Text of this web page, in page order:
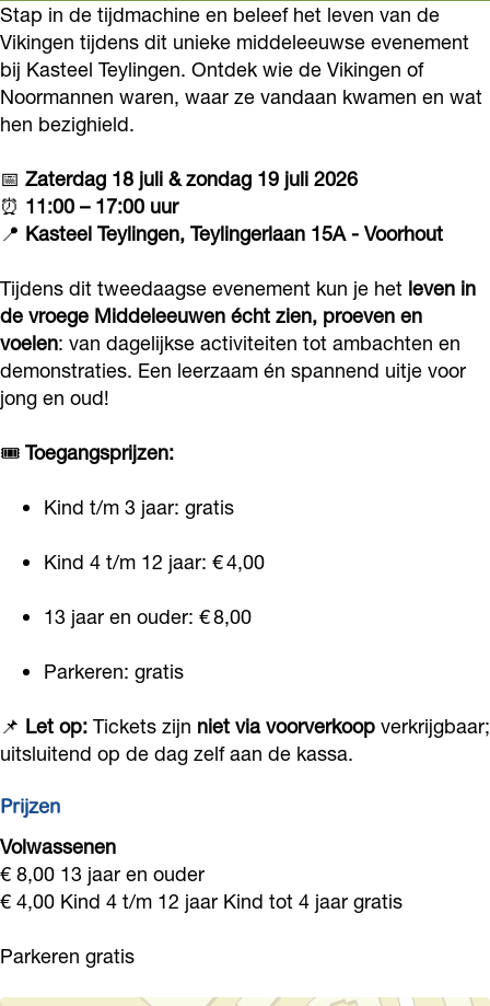
V
i
k
i
g
e
n
k
o
m
e
!
D
e
V
i
i
n
g
e
n
k
o
m
!
D
e
V
i
i
n
g
n
k
o
!
Stap in de tijdmachine en beleef het leven van de
Vikingen tijdens dit unieke middeleeuwse evenement
bij Kasteel Teylingen. Ontdek wie de Vikingen of
Noormannen waren, waar ze vandaan kwamen en wat
hen bezighield.
📅 Zaterdag 18 juli & zondag 19 juli 2026
⏰ 11:00 – 17:00 uur
📍 Kasteel Teylingen, Teylingerlaan 15A - Voorhout
Tijdens dit tweedaagse evenement kun je het leven in
de vroege Middeleeuwen écht zien, proeven en
voelen: van dagelijkse activiteiten tot ambachten en
demonstraties. Een leerzaam én spannend uitje voor
jong en oud!
🎟️ Toegangsprijzen:
Kind t/m 3 jaar: gratis
Kind 4 t/m 12 jaar: € 4,00
13 jaar en ouder: € 8,00
Parkeren: gratis
📌 Let op: Tickets zijn niet via voorverkoop verkrijgbaar;
uitsluitend op de dag zelf aan de kassa.
Prijzen
Volwassenen
€ 8,00 13 jaar en ouder
€ 4,00 Kind 4 t/m 12 jaar Kind tot 4 jaar gratis
Parkeren gratis